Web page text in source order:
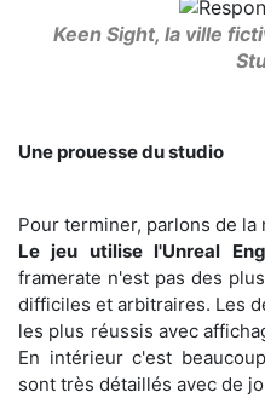
Keen Sight, la ville
Une prouesse du studio
Pour terminer, parlons de la
Le jeu utilise l'Unreal
framerate n'est pas des
difficiles et arbitraires. Les
les plus réussis avec
En intérieur c'est
sont très détaillés avec de